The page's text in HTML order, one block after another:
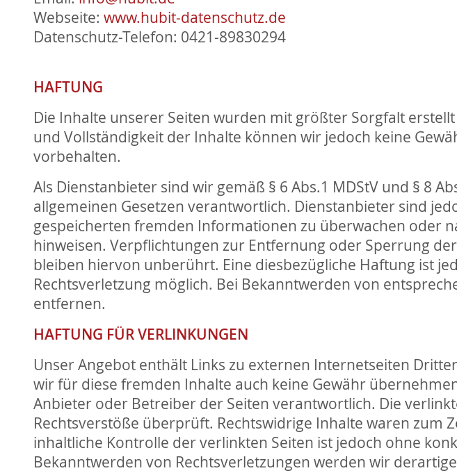
Webseite: www.hubit-datenschutz.de
Datenschutz-Telefon: 0421-89830294
HAFTUNG
Die Inhalte unserer Seiten wurden mit größter Sorgfalt
und Vollständigkeit der Inhalte können wir jedoch keine
vorbehalten.
Als Dienstanbieter sind wir gemäß § 6 Abs.1 MDStV und § 8
allgemeinen Gesetzen verantwortlich. Dienstanbieter sind
gespeicherten fremden Informationen zu überwachen oder
hinweisen. Verpflichtungen zur Entfernung oder Sperrung
bleiben hiervon unberührt. Eine diesbezügliche Haftung ist
Rechtsverletzung möglich. Bei Bekanntwerden von
entfernen.
HAFTUNG FÜR VERLINKUNGEN
Unser Angebot enthält Links zu externen Internetseiten
wir für diese fremden Inhalte auch keine Gewähr
Anbieter oder Betreiber der Seiten verantwortlich. Die
Rechtsverstöße überprüft. Rechtswidrige Inhalte waren
inhaltliche Kontrolle der verlinkten Seiten ist jedoch ohne
Bekanntwerden von Rechtsverletzungen werden wir